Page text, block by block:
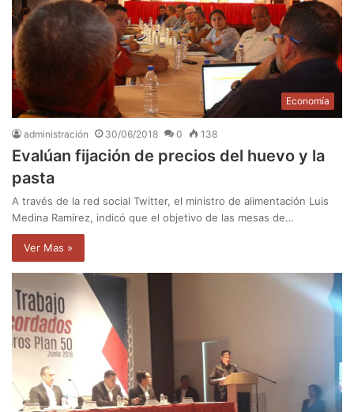
Economía
administración 30/06/2018 0 138
Evalúan fijación de precios del huevo y la
pasta
A través de la red social Twitter, el ministro de alimentación Luis
Medina Ramírez, indicó que el objetivo de las mesas de…
Ver Mas »